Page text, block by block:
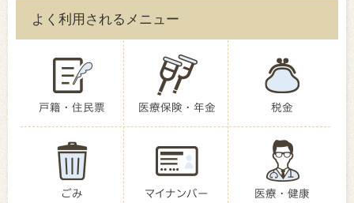
よく利用されるメニュー
戸籍・住民票 医療保険・年金 税金
ごみ マイナンバー 医療・健康